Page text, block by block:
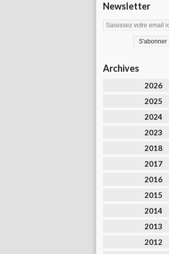
Newsletter
Archives
2026
2025
2024
2023
2018
2017
2016
2015
2014
2013
2012